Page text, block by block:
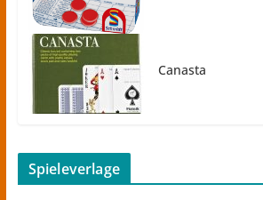
Canasta
Spieleverlage